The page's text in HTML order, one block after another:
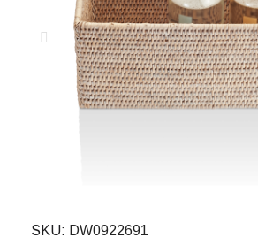
SKU DW0922691